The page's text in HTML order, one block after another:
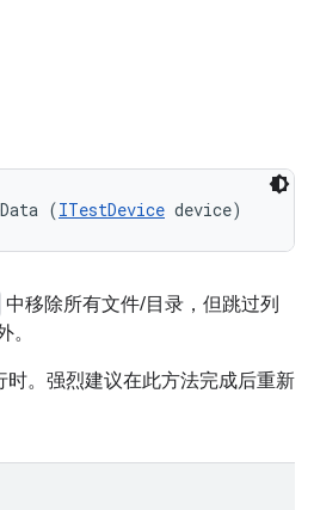
(ITestDevice device)
中移除所有文件/目录，但跳过列
时。强烈建议在此方法完成后重新